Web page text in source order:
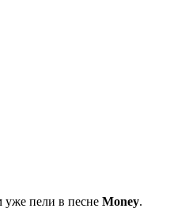
уже пели в песне Money.